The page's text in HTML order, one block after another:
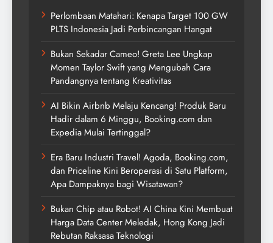
Perlombaan Matahari: Kenapa Target 100 GW
PLTS Indonesia Jadi Perbincangan Hangat
Bukan Sekadar Cameo! Greta Lee Ungkap
Momen Taylor Swift yang Mengubah Cara
Pandangnya tentang Kreativitas
AI Bikin Airbnb Melaju Kencang! Produk Baru
Hadir dalam 6 Minggu, Booking.com dan
Expedia Mulai Tertinggal?
Era Baru Industri Travel! Agoda, Booking.com,
dan Priceline Kini Beroperasi di Satu Platform,
Apa Dampaknya bagi Wisatawan?
Bukan Chip atau Robot! AI China Kini Membuat
Harga Data Center Meledak, Hong Kong Jadi
Rebutan Raksasa Teknologi